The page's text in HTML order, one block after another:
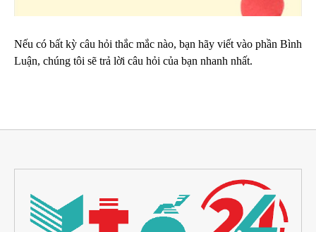
Nếu có bất kỳ câu hỏi thắc mắc nào, bạn hãy viết vào phần Bình
Luận, chúng tôi sẽ trả lời câu hỏi của bạn nhanh nhất.